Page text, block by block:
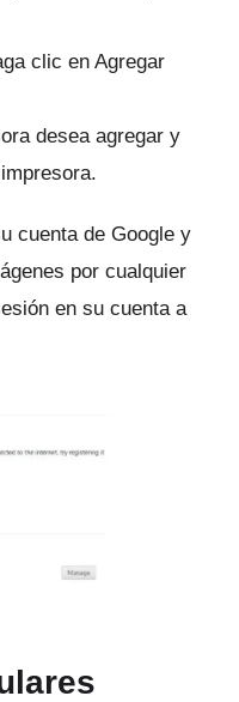
clic en Agregar
desea agregar y
cuenta de Google y
por cualquier
en su cuenta a